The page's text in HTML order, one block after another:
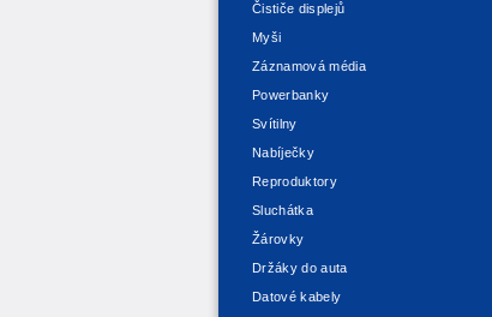
Čističe displejů
Myši
Záznamová média
Powerbanky
Svítilny
Nabíječky
Reproduktory
Sluchátka
Žárovky
Držáky do auta
Datové kabely